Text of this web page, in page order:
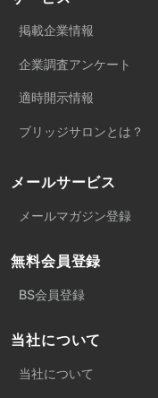
掲載企業情報
企業調査アンケート
適時開示情報
ブリッジサロンとは？
メールサービス
メールマガジン登録
無料会員登録
BS会員登録
当社について
当社について